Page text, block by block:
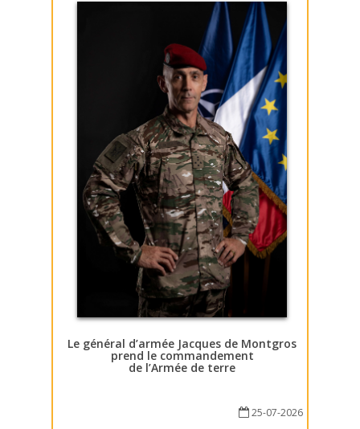
Le général d’armée Jacques de Montgros
prend le commandement
de l’Armée de terre
25-07-2026